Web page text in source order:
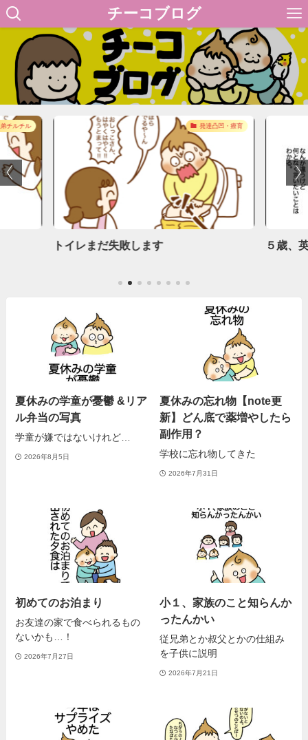
チーコブログ
弟チルチル 発達凸凹・療育
トイレまだ失敗します ５歳、
夏休みの学童が憂鬱 &リア
ル弁当の写真
学童が嫌ではないけれど…
2026年8月5日
夏休みの忘れ物【note更
新】どん底で薬増やしたら
副作用？
学校に忘れ物してきた
2026年7月31日
初めてのお泊まり
お友達の家で食べられるもの
ないかも…！
2026年7月27日
小１、家族のこと知らんか
ったんかい
従兄弟とか叔父とかの仕組み
を子供に説明
2026年7月21日